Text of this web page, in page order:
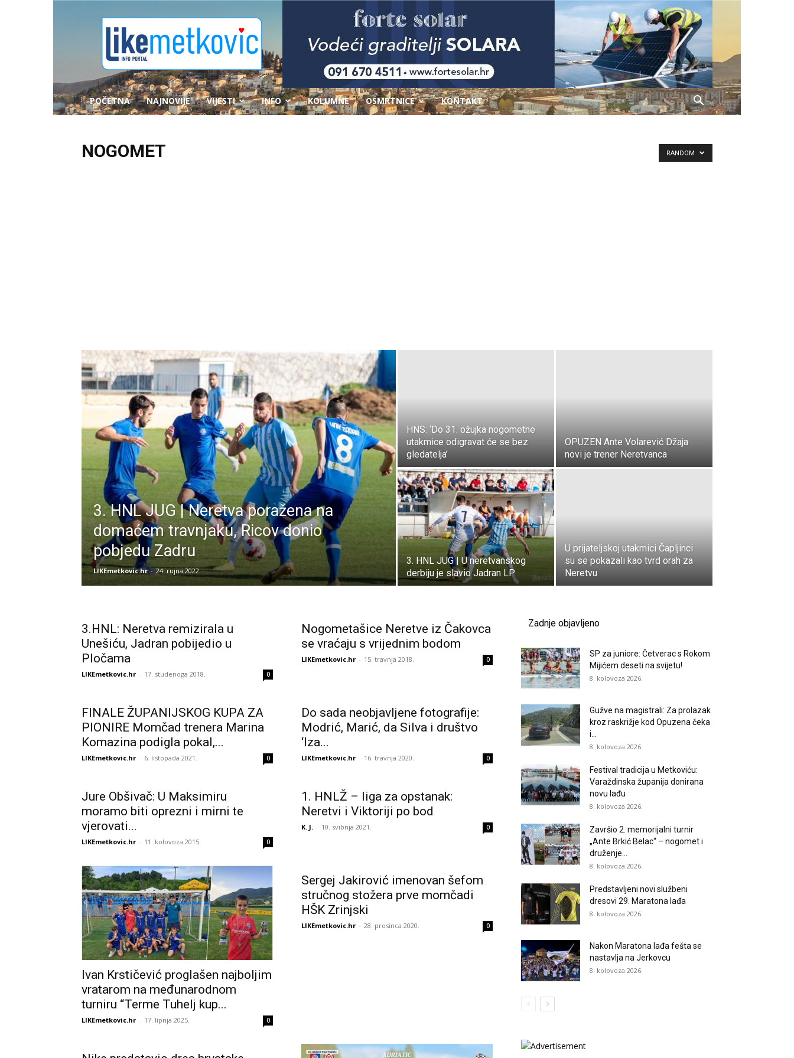
POČETNA NAJNOVIJE VIJESTI INFO KOLUMNE OSMRTNICE KONTAKT
NOGOMET RANDOM
3. HNL JUG | Neretva poražena na
domaćem travnjaku, Ricov donio
pobjedu Zadru
LIKEmetkovic.hr - 24. rujna 2022.
HNS: ‘Do 31. ožujka nogometne
utakmice odigravat će se bez
gledatelja’
OPUZEN Ante Volarević Džaja
novi je trener Neretvanca
3. HNL JUG | U neretvanskog
derbiju je slavio Jadran LP
U prijateljskoj utakmici Čapljinci
su se pokazali kao tvrd orah za
Neretvu
3.HNL: Neretva remizirala u
Unešiću, Jadran pobijedio u
Pločama
LIKEmetkovic.hr - 17. studenoga 2018. 0
Nogometašice Neretve iz Čakovca
se vraćaju s vrijednim bodom
LIKEmetkovic.hr - 15. travnja 2018. 0
FINALE ŽUPANIJSKOG KUPA ZA
PIONIRE Momčad trenera Marina
Komazina podigla pokal,...
LIKEmetkovic.hr - 6. listopada 2021. 0
Do sada neobjavljene fotografije:
Modrić, Marić, da Silva i društvo
‘Iza...
LIKEmetkovic.hr - 16. travnja 2020. 0
Jure Obšivač: U Maksimiru
moramo biti oprezni i mirni te
vjerovati...
LIKEmetkovic.hr - 11. kolovoza 2015. 0
1. HNLŽ – liga za opstanak:
Neretvi i Viktoriji po bod
K. J. - 10. svibnja 2021. 0
Ivan Krstičević proglašen najboljim
vratarom na međunarodnom
turniru “Terme Tuhelj kup...
LIKEmetkovic.hr - 17. lipnja 2025. 0
Sergej Jakirović imenovan šefom
stručnog stožera prve momčadi
HŠK Zrinjski
LIKEmetkovic.hr - 28. prosinca 2020. 0
Zadnje objavljeno
SP za juniore: Četverac s Rokom
Mijićem deseti na svijetu!
8. kolovoza 2026.
Gužve na magistrali: Za prolazak
kroz raskrižje kod Opuzena čeka
i...
8. kolovoza 2026.
Festival tradicija u Metkoviću:
Varaždinska županija donirana
novu lađu
8. kolovoza 2026.
Završio 2. memorijalni turnir
„Ante Brkić Belac“ – nogomet i
druženje...
8. kolovoza 2026.
Predstavljeni novi službeni
dresovi 29. Maratona lađa
8. kolovoza 2026.
Nakon Maratona lađa fešta se
nastavlja na Jerkovcu
8. kolovoza 2026.